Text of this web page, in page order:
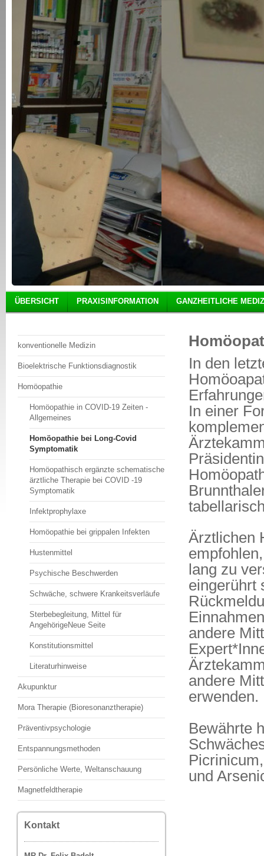
ÜBERSICHT PRAXISINFORMATION GANZHEITLICHE
konventionelle Medizin
Bioelektrische Funktionsdiagnostik
Homöopathie
Homöopathie in COVID-19 Zeiten -
Allgemeines
Homöopathie bei Long-Covid
Symptomatik
Homöopathisch ergänzte schematische
ärztliche Therapie bei COVID -19
Symptomatik
Infektprophylaxe
Homöopathie bei grippalen Infekten
Hustenmittel
Psychische Beschwerden
Schwäche, schwere Krankeitsverläufe
Sterbebegleitung, Mittel für
AngehörigeNeue Seite
Konstitutionsmittel
Literaturhinweise
Akupunktur
Mora Therapie (Bioresonanztherapie)
Präventivpsychologie
Entspannungsmethoden
Persönliche Werte, Weltanschauung
Magnetfeldtherapie
Kontakt
In den
In einer
Ärztlichen
lang zu
eingerührt
andere
andere
erwenden.
Bewährte
und